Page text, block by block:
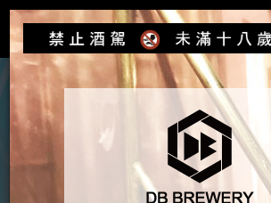
產品介紹 DB IPA啤酒